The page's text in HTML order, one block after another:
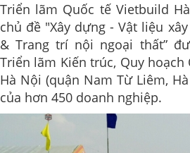
Triển lãm Quốc tế Vietbuild
chủ đề "Xây dựng - Vật liệu
& Trang trí nội ngoại thất”
Triển lãm Kiến trúc, Quy hoạch
Hà Nội (quận Nam Từ Liêm,
của hơn 450 doanh nghiệp.